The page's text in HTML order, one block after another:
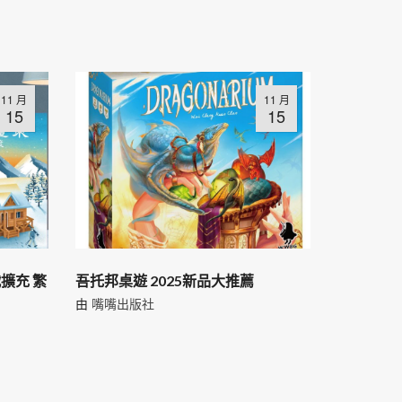
11 月
15
充 繁
11 月
15
吾托邦桌遊 2025新品大推薦
由 嘴嘴出版社